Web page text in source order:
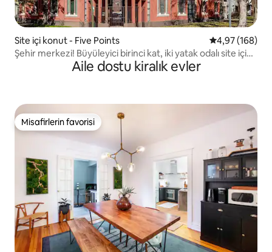
Site içi konut - Five Points 5 üzerinden
4,97 (168)
Şehir merkezi! Büyüleyici birinci kat, iki yatak odalı site içi
Aile dostu kiralık evler
Misafirlerin favorisi
Misafirlerin favorisi